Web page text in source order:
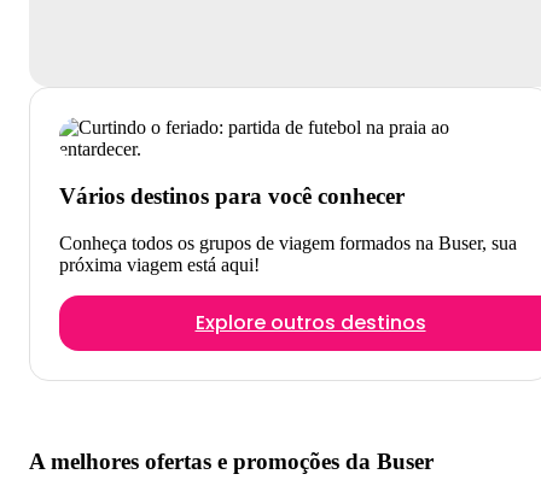
Vários destinos para você conhecer
Conheça todos os grupos de viagem formados na Buser, sua
próxima viagem está aqui!
Explore outros destinos
A melhores ofertas e promoções da Buser